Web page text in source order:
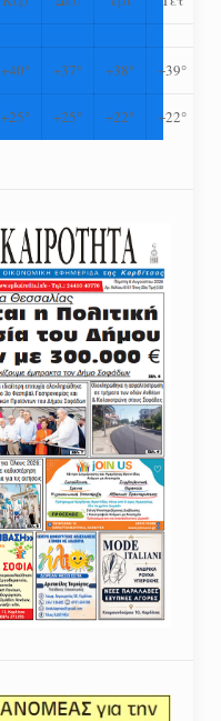
+40° +37° +38° +39°
+25° +25° +22° +22°